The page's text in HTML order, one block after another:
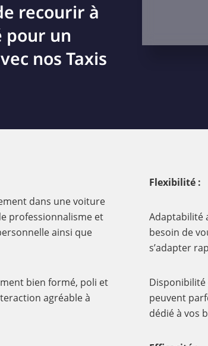
recourir à
pour un
nos Taxis
dans une voiture
professionnalisme et
ainsi que
bien formé, poli et
agréable à
Flexibilité :
Adaptabilité
besoin de
s’adapter
Disponibilité
peuvent
dédié à vos